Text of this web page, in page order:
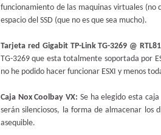
funcionamiento de las maquinas virtuales
espacio del SSD (que no es que sea mucho).
Tarjeta red Gigabit TP-Link TG-3269 @
TG-3269 que esta totalmente soportada por
no he podido hacer funcionar ESXI y menos
Caja Nox Coolbay VX: Se ha elegido esta
serán silenciosos, la forma de almacenar los
asequible.